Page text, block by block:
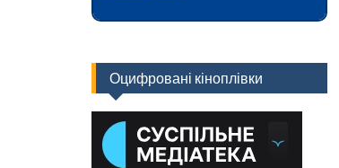
Оцифровані кіноплівки